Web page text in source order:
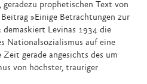
geradezu prophetischen Text von
»Einige Betrachtungen zur
Levinas 1934 die
Nationalsozialismus auf eine
gerade angesichts des um
von höchster, trauriger